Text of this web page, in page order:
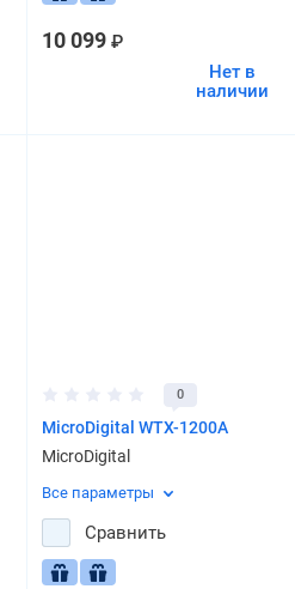
10 099 ₽
Нет в
наличии
0
MicroDigital WTX-1200A
MicroDigital
Все параметры
Сравнить